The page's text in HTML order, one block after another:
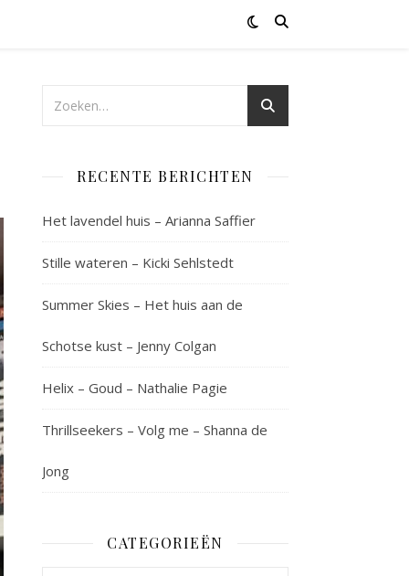
RECENTE BERICHTEN
Het lavendel huis – Arianna Saffier
Stille wateren – Kicki Sehlstedt
Summer Skies – Het huis aan de
Schotse kust – Jenny Colgan
Helix – Goud – Nathalie Pagie
Thrillseekers – Volg me – Shanna de
Jong
CATEGORIEËN